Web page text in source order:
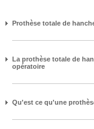
Prothèse totale de
La prothèse totale de
opératoire
Qu'est ce qu'une